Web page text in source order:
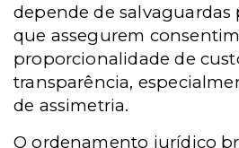
depende de
que assegurem
proporcionalidade de
transparência,
de assimetria.
O ordenamento jurídico